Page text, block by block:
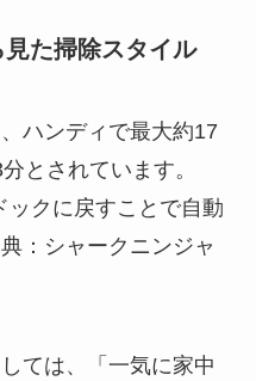
た掃除スタイル
ハンディで最大約17
とされています。
ックに戻すことで自動
：シャークニンジャ
ては、「一気に家中